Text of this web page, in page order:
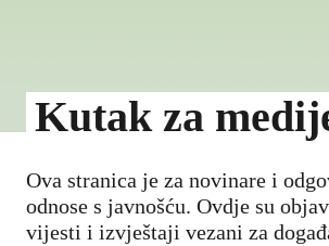
Kutak za
Ova stranica je za novinare i
odnose s javnošću. Ovdje su
vijesti i izvještaji vezani za